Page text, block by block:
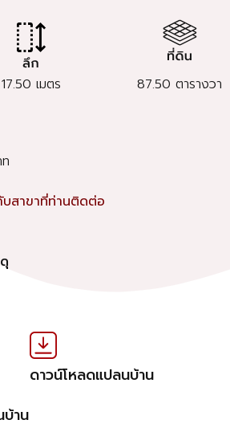
17.50 เมตร 87.50 ตารางวา
บสาขาที่ท่านติดต่อ
ดาวน์โหลดแปลนบ้าน
าน